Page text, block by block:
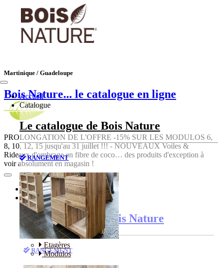
Martinique / Guadeloupe
Bois Nature... le catalogue en ligne
PROLONGATION DE L'OFFRE -15% SUR LES MODULOS 6,
8, 10, 12, 15 jusqu'au 31 juillet !!! - NOUVEAUX Voiles &
Rideaux d'ombrage en fibre de coco… des produits d'exception à
voir absolument en magasin !
Accueil
Catalogue
Le catalogue de Bois Nature
RANGEMENT
Etagères
Modulos
Accueil
Catalogue
Le catalogue de Bois Nature
RANGEMENT